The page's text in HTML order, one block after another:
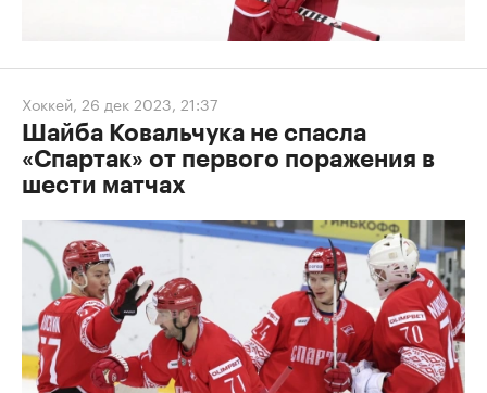
Хоккей, 26 дек 2023, 21:37
Шайба Ковальчука не спасла
«Спартак» от первого поражения в
шести матчах